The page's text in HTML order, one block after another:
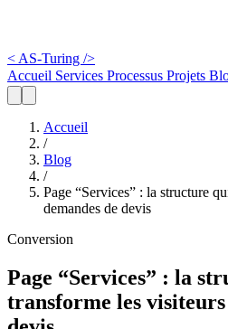
< AS-Turing />
Accueil Services Processus Projets
Accueil
/
Blog
/
Page “Services” : la structure
demandes de devis
Conversion
Page “Services” : la
transforme les visiteurs